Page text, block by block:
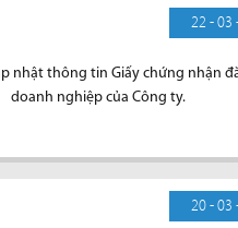
22 - 03
nhật thông tin Giấy chứng nhận
doanh nghiệp của Công ty.
20 - 03